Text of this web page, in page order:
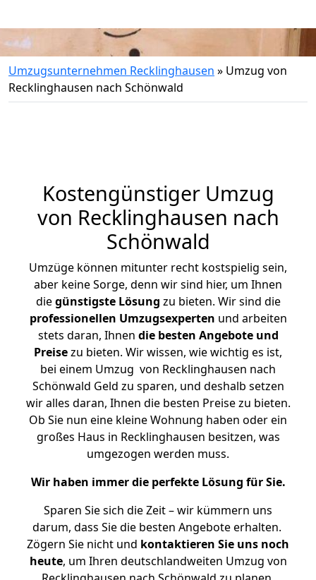
Umzugsunternehmen Recklinghausen » Umzug von
Recklinghausen nach Schönwald
Kostengünstiger Umzug
von Recklinghausen nach
Schönwald
Umzüge können mitunter recht kostspielig sein,
aber keine Sorge, denn wir sind hier, um Ihnen
diegünstigste Lösung zu bieten. Wir sind die
professionellen Umzugsexperten und arbeiten
stets daran, Ihnen die besten Angebote und
Preisezu bieten. Wir wissen, wie wichtig es ist,
bei einem Umzug von Recklinghausen nach
Schönwald Geld zu sparen, und deshalb setzen
wir alles daran, Ihnen die besten Preise zu bieten.
Ob Sie nun eine kleine Wohnung haben oder ein
großes Haus in Recklinghausen besitzen, was
umgezogen werden muss.
Wir haben immer die perfekte Lösung für Sie.
Sparen Sie sich die Zeit – wir kümmern uns
darum, dass Sie die besten Angebote erhalten.
Zögern Sie nicht und kontaktieren Sie uns noch
heute, um Ihren deutschlandweiten Umzug von